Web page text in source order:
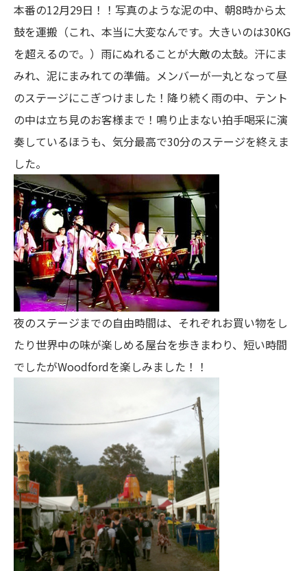
本番の12月29日！！写真のような泥の中、朝8時から太
鼓を運搬（これ、本当に大変なんです。大きいのは30KG
を超えるので。）雨にぬれることが大敵の太鼓。汗にま
みれ、泥にまみれての準備。メンバーが一丸となって昼
のステージにこぎつけました！降り続く雨の中、テント
の中は立ち見のお客様まで！鳴り止まない拍手喝采に演
奏しているほうも、気分最高で30分のステージを終えま
した。
夜のステージまでの自由時間は、それぞれお買い物をし
たり世界中の味が楽しめる屋台を歩きまわり、短い時間
でしたがWoodfordを楽しみました！！